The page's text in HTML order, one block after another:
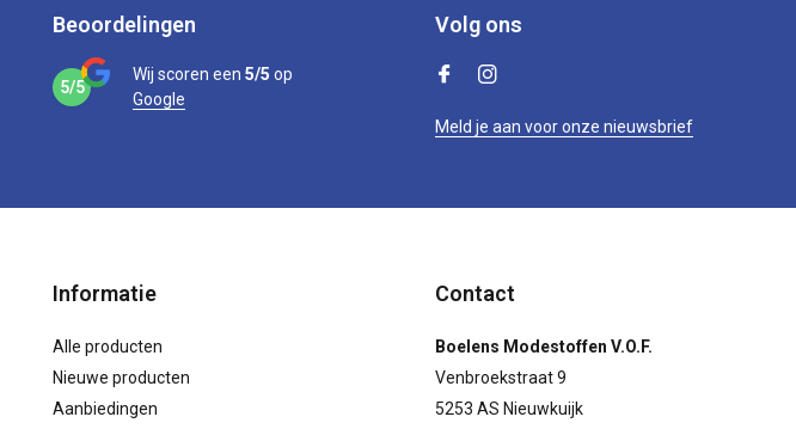
Beoordelingen
5/5
Wij scoren een 5/5 op
Google
Volg ons
Meld je aan voor onze nieuwsbrief
Informatie
Alle producten
Nieuwe producten
Aanbiedingen
Contact
Boelens Modestoffen V.O.F.
Venbroekstraat 9
5253 AS Nieuwkuijk